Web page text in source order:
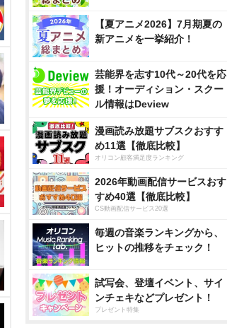
【夏アニメ2026】7月期夏の
新アニメを一挙紹介！
芸能界を志す10代～20代を応
援！オーディション・スクー
ル情報はDeview
漫画読み放題サブスクおすす
め11選【徹底比較】
オリコン顧客満足度ランキング
2026年動画配信サービスおす
すめ40選【徹底比較】
CS動画配信サービス20選
毎週の音楽ランキングから、
ヒットの推移をチェック！
試写会、登壇イベント、サイ
ンチェキなどプレゼント！
プレゼント特集